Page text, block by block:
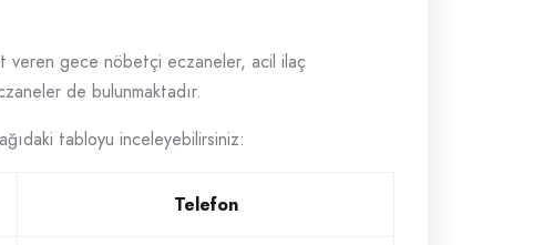
veren gece nöbetçi eczaneler, acil ilaç
de bulunmaktadır.
tabloyu inceleyebilirsiniz:
Telefon